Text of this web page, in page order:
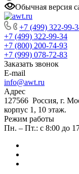
Обычная версия
+7 (499) 322-99-
+7 (499) 322-99-34
+7 (800) 200-74-93
+7 (999) 078-72-83
Заказать звонок
E-mail
info@awt.ru
Адрес
127566 Россия, г.
корпус 1, 10 этаж.
Режим работы
Пн. – Пт.: с 8:00 до